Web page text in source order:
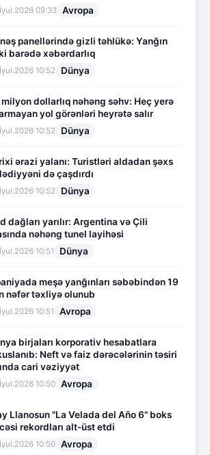
09:33 Avropa
panellərində gizli təhlükə: Yanğın
barədə xəbərdarlıq
10:52 Dünya
milyon dollarlıq nəhəng səhv: Heç yerə
yol görənləri heyrətə salır
10:52 Dünya
ərazi yalanı: Turistləri aldadan şəxs
də çaşdırdı
10:52 Dünya
dağları yarılır: Argentina və Çili
nəhəng tunel layihəsi
10:51 Dünya
meşə yanğınları səbəbindən 19
nəfər təxliyə olunub
10:51 Avropa
birjaları korporativ hesabatlara
Neft və faiz dərəcələrinin təsiri
cari vəziyyət
10:50 Avropa
Llanosun "La Velada del Año 6" boks
rekordları alt-üst etdi
10:50 Avropa